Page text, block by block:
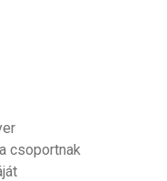
csoportnak